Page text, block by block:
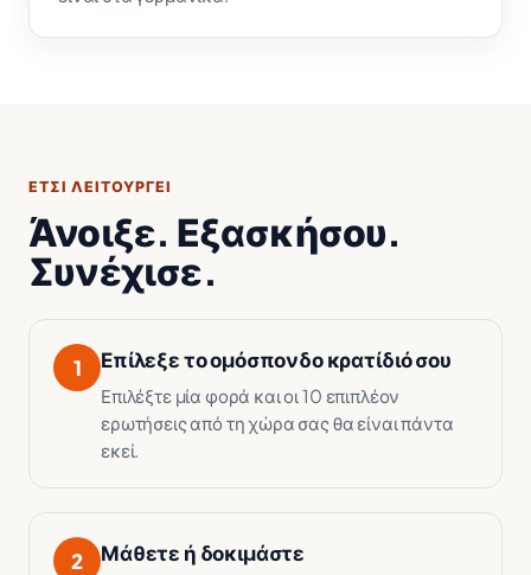
ΈΤΣΙ ΛΕΙΤΟΥΡΓΕΊ
Άνοιξε. Εξασκήσου.
Συνέχισε.
1 Επίλεξε το ομόσπονδο κρατίδιό σου
Επιλέξτε μία φορά και οι 10 επιπλέον
ερωτήσεις από τη χώρα σας θα είναι πάντα
εκεί.
2 Μάθετε ή δοκιμάστε